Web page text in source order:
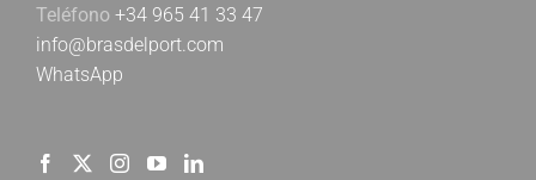
Teléfono +34 965 41 33 47
info@brasdelport.com
WhatsApp